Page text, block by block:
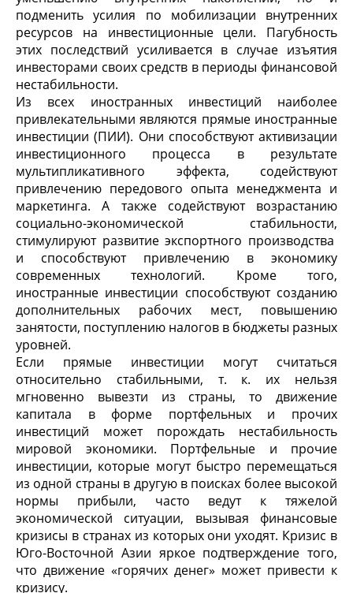
подменить усилия по мобилизации внутренних
ресурсов на инвестиционные цели. Пагубность
этих последствий усиливается в случае изъятия
инвесторами своих средств в периоды финансовой
нестабильности.
Из всех иностранных инвестиций наиболее
привлекательными являются прямые иностранные
инвестиции (ПИИ). Они способствуют активизации
инвестиционного процесса в результате
мультипликативного эффекта, содействуют
привлечению передового опыта менеджмента и
маркетинга. А также содействуют возрастанию
социально-экономической стабильности,
стимулируют развитие экспортного производства
и способствуют привлечению в экономику
современных технологий. Кроме того,
иностранные инвестиции способствуют созданию
дополнительных рабочих мест, повышению
занятости, поступлению налогов в бюджеты разных
уровней.
Если прямые инвестиции могут считаться
относительно стабильными, т. к. их нельзя
мгновенно вывезти из страны, то движение
капитала в форме портфельных и прочих
инвестиций может порождать нестабильность
мировой экономики. Портфельные и прочие
инвестиции, которые могут быстро перемещаться
из одной страны в другую в поисках более высокой
нормы прибыли, часто ведут к тяжелой
экономической ситуации, вызывая финансовые
кризисы в странах из которых они уходят. Кризис в
Юго-Восточной Азии яркое подтверждение того,
что движение «горячих денег» может привести к
кризису.